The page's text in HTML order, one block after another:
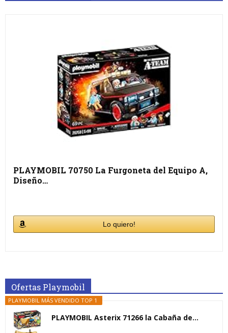
PLAYMOBIL 70750 La Furgoneta del Equipo A,
Diseño…
Lo quiero!
Ofertas Playmobil
PLAYMOBIL MÁS VENDIDO TOP 1
PLAYMOBIL Asterix 71266 la Cabaña de...